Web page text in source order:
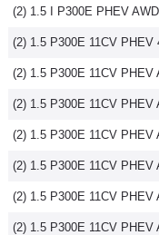
Services
Forum
Moto
Marques
(2) 1.5 I P300E PHEV
(2) 1.5 P300E 11CV PHEV
(2) 1.5 P300E 11CV PHEV
(2) 1.5 P300E 11CV PHEV
(2) 1.5 P300E 11CV PHEV
(2) 1.5 P300E 11CV PHEV
(2) 1.5 P300E 11CV PHEV
(2) 1.5 P300E 11CV PHEV